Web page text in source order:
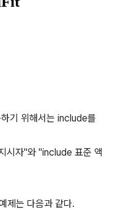
기 위해서는 include를
시자"와 "include 표준 액
제는 다음과 같다.